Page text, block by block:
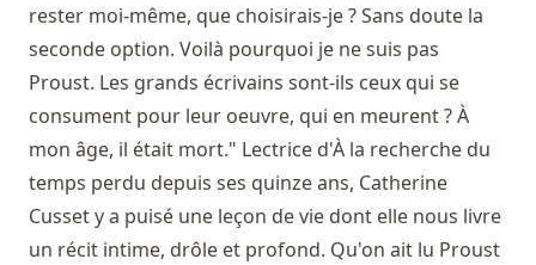
rester moi-même, que choisirais-je ? Sans doute la
seconde option. Voilà pourquoi je ne suis pas
Proust. Les grands écrivains sont-ils ceux qui se
consument pour leur oeuvre, qui en meurent ? À
mon âge, il était mort." Lectrice d'À la recherche du
temps perdu depuis ses quinze ans, Catherine
Cusset y a puisé une leçon de vie dont elle nous livre
un récit intime, drôle et profond. Qu'on ait lu Proust